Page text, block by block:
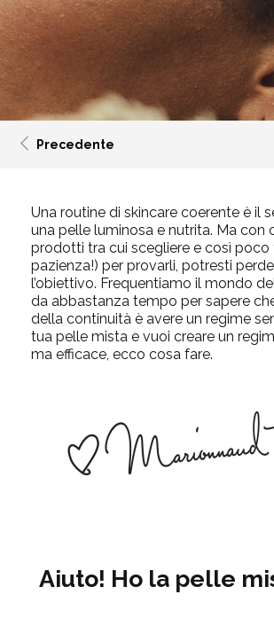
Precedente
Una routine di skincare coerente è il
una pelle luminosa e nutrita. Ma con
prodotti tra cui scegliere e così
pazienza!) per provarli, potresti
l’obiettivo. Frequentiamo il mondo
da abbastanza tempo per sapere
della continuità è avere un regime
tua pelle mista e vuoi creare un
ma efficace, ecco cosa fare.
Aiuto! Ho la pelle